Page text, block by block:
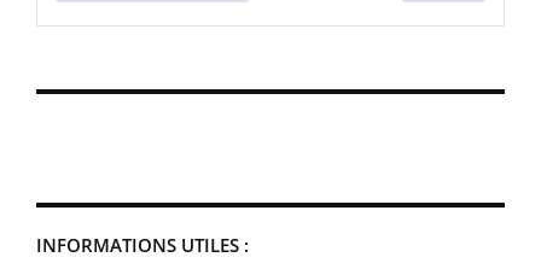
INFORMATIONS UTILES :